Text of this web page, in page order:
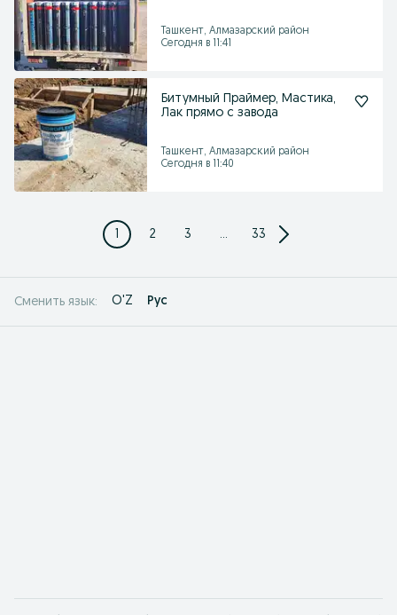
Ташкент, Алмазарский район
Сегодня в 11:41
Битумный Праймер, Мастика,
Лак прямо с завода
Ташкент, Алмазарский район
Сегодня в 11:40
1 2 3 ... 33
Сменить язык: O'Z Рус